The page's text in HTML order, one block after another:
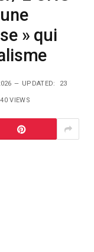
» qui
UPDATED: 23
40VIEWS